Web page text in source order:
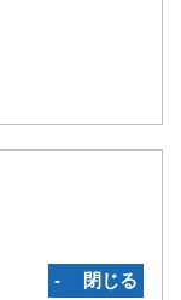
‐ 閉じる